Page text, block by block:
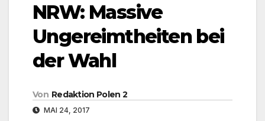
NRW: Massive
Ungereimtheiten bei
der Wahl
Von Redaktion Polen 2
MAI 24, 2017